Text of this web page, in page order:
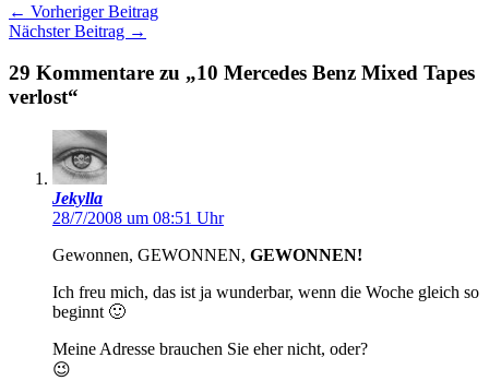
← Vorheriger Beitrag
Nächster Beitrag →
29 Kommentare zu „10 Mercedes Benz Mixed Tapes
verlost“
Jekylla
28/7/2008 um 08:51 Uhr
Gewonnen, GEWONNEN, GEWONNEN!
Ich freu mich, das ist ja wunderbar, wenn die Woche gleich so
beginnt 🙂
Meine Adresse brauchen Sie eher nicht, oder?
😉